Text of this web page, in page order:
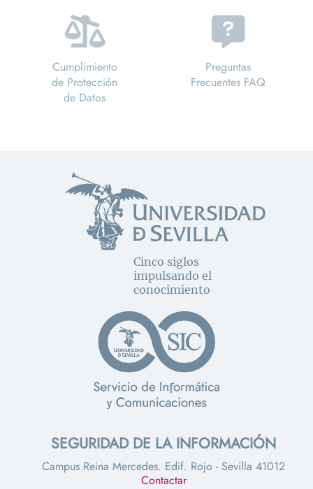
Cumplimiento
de Protección
de Datos
Preguntas
Frecuentes FAQ
Cinco siglos
impulsando el
conocimiento
SEGURIDAD DE LA INFORMACIÓN
Campus Reina Mercedes. Edif. Rojo - Sevilla 41012
Contactar